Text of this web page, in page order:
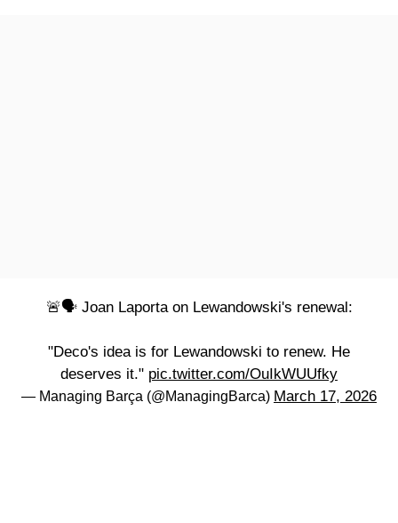
🚨🗣️ Joan Laporta on Lewandowski's renewal:
"Deco's idea is for Lewandowski to renew. He
deserves it." pic.twitter.com/OuIkWUUfky
— Managing Barça (@ManagingBarca) March 17, 2026